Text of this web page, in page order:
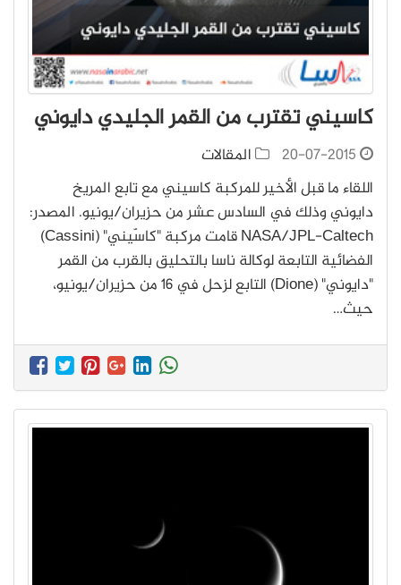
كاسيني تقترب من القمر الجليدي دايوني
20-07-2015
المقالات
اللقاء ما قبل الأخير للمركبة كاسيني مع تابع المريخ
دايوني وذلك في السادس عشر من حزيران/يونيو. المصدر:
NASA/JPL-Caltech قامت مركبة "كاسّيني" (Cassini)
الفضائية التابعة لوكالة ناسا بالتحليق بالقرب من القمر
"دايوني" (Dione) التابع لزحل في 16 من حزيران/يونيو،
حيث…